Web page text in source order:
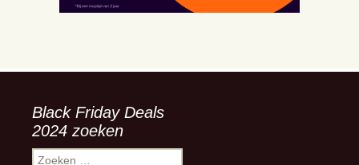
Black Friday Deals
2024 zoeken
Zoeken